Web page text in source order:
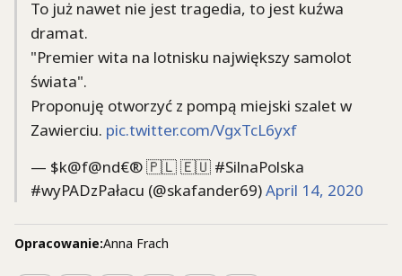
To już nawet nie jest tragedia, to jest kuźwa
dramat.
"Premier wita na lotnisku największy samolot
świata".
Proponuję otworzyć z pompą miejski szalet w
Zawierciu. pic.twitter.com/VgxTcL6yxf
— $k@f@nd€®️ 🇵🇱 🇪🇺 #SilnaPolska
#wyPADzPałacu (@skafander69)April 14, 2020
Opracowanie:Anna Frach